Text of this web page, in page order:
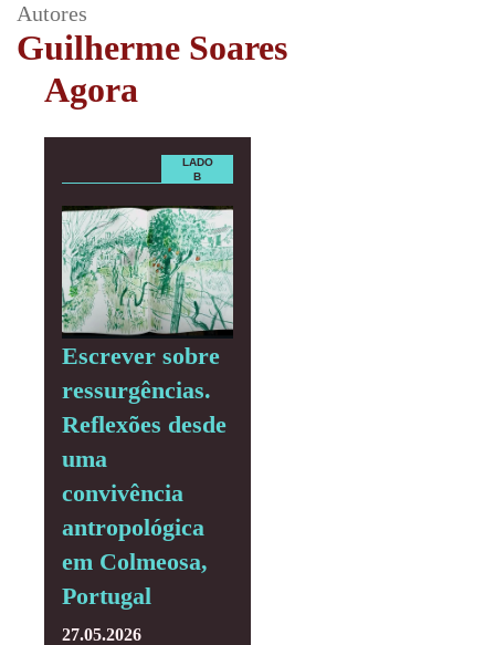
Autores
Guilherme Soares
Agora
LADO
B
Escrever sobre
ressurgências.
Reflexões desde
uma
convivência
antropológica
em Colmeosa,
Portugal
27.05.2026